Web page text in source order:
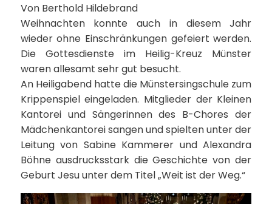
Von Berthold Hildebrand
Weihnachten konnte auch in diesem Jahr
wieder ohne Einschränkungen gefeiert werden.
Die Gottesdienste im Heilig-Kreuz Münster
waren allesamt sehr gut besucht.
An Heiligabend hatte die Münstersingschule zum
Krippenspiel eingeladen. Mitglieder der Kleinen
Kantorei und Sängerinnen des B-Chores der
Mädchenkantorei sangen und spielten unter der
Leitung von Sabine Kammerer und Alexandra
Böhne ausdrucksstark die Geschichte von der
Geburt Jesu unter dem Titel „Weit ist der Weg.“